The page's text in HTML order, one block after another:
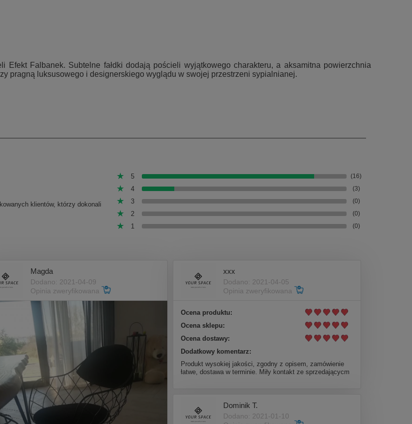
Falbanek. Subtelne fałdki dodają pościeli wyjątkowego charakteru, a aksamitna powierzchnia
pragną luksusowego i designerskiego wyglądu w swojej przestrzeni sypialnianej.
klientów, którzy dokonali
5 (16)
4 (3)
3 (0)
2 (0)
1 (0)
Magda
Dodano: 2021-04-09
Opinia zweryfikowana
xxx
Dodano: 2021-04-05
Opinia zweryfikowana
Ocena produktu:
Ocena sklepu:
Ocena dostawy:
Dodatkowy komentarz:
Produkt wysokiej jakości, zgodny z opisem, zamówienie
łatwe, dostawa w terminie. Miły kontakt ze sprzedającycm
Dominik T.
Dodano: 2021-01-10